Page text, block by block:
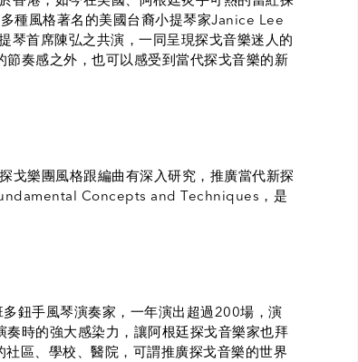
種風格著名的美國台裔小提琴家Janice Lee
琴首席陳弘之共演，一同呈現探戈音樂迷人的
奏感之外，也可以感受到當代探戈音樂的新
戈樂團風格跟編曲有深入研究，推廣當代新探
Concepts and Techniques，是
鈕手風琴演奏家，一年演出超過200場，演
時的強大感染力，讓阿根廷探戈音樂家也拜
區、學校、醫院，可謂推廣探戈音樂的世界